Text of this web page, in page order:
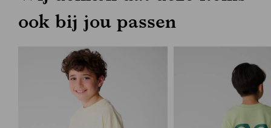
ook bij jou passen